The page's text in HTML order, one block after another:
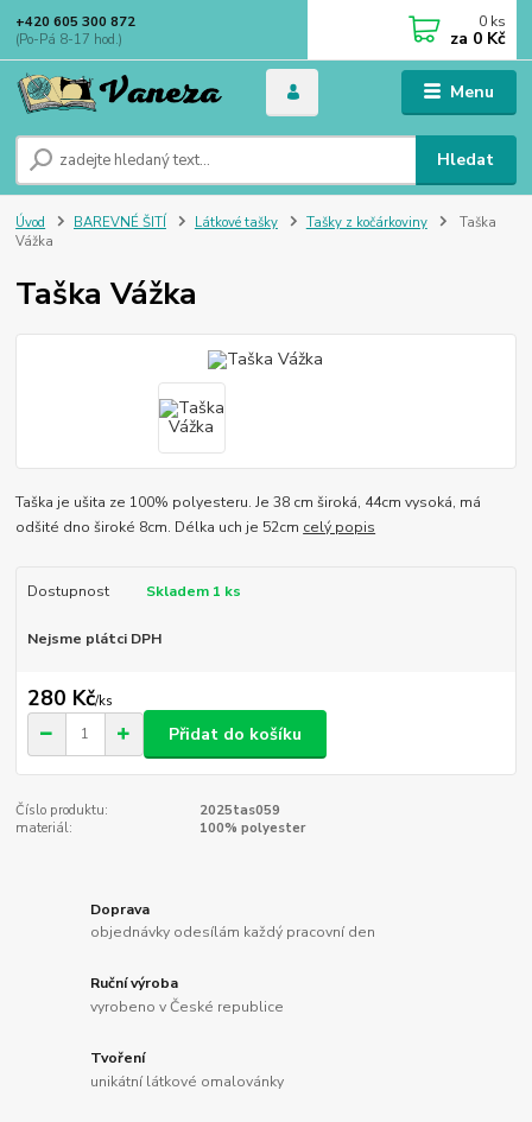
Menu
Hledat
+420 605 300 872
(Po-Pá 8-17 hod.)
0 ks
za 0 Kč
Úvod BAREVNÉ ŠITÍ Látkové tašky Tašky z kočárkoviny
Taška
Vážka
Taška Vážka
Taška je ušita ze 100% polyesteru. Je 38 cm široká, 44cm vysoká, má
odšité dno široké 8cm. Délka uch je 52cm celý popis
Dostupnost Skladem 1 ks
Nejsme plátci DPH
280 Kč/ks
Přidat do košíku
Číslo produktu:
2025tas059
materiál:
100% polyester
Doprava
objednávky odesílám každý pracovní den
Ruční výroba
vyrobeno v České republice
Tvoření
unikátní látkové omalovánky